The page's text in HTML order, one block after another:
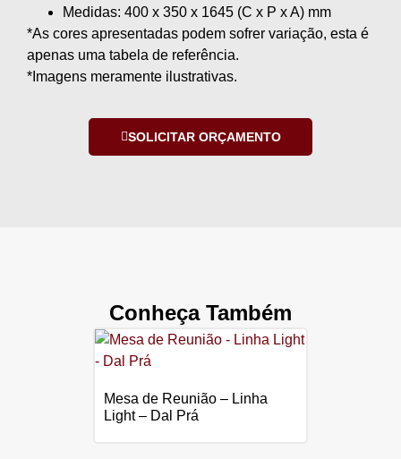
Medidas: 400 x 350 x 1645 (C x P x A) mm
*As cores apresentadas podem sofrer variação, esta é
apenas uma tabela de referência.
*Imagens meramente ilustrativas.
SOLICITAR ORÇAMENTO
Conheça Também
Mesa de Reunião – Linha
Light – Dal Prá